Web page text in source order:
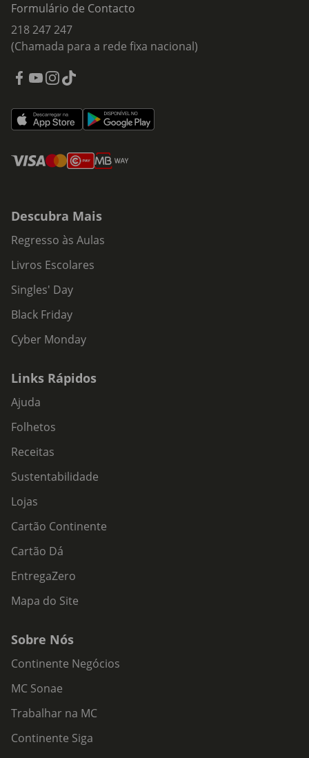
Formulário de Contacto
218 247 247
(Chamada para a rede fixa nacional)
Descubra Mais
Regresso às Aulas
Livros Escolares
Singles' Day
Black Friday
Cyber Monday
Links Rápidos
Ajuda
Folhetos
Receitas
Sustentabilidade
Lojas
Cartão Continente
Cartão Dá
EntregaZero
Mapa do Site
Sobre Nós
Continente Negócios
MC Sonae
Trabalhar na MC
Continente Siga